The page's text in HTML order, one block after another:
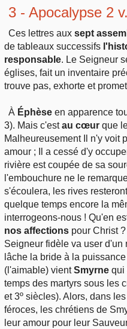
3 - Apocalypse 2
Ces lettres auxsept
de tableaux successifs
responsable. Le Seigneur
églises, fait un inventaire
trouve pas, exhorte et
À Éphèse en apparence
3). Mais c'estau cœur que
Malheureusement Il n'y voit
amour ; Il a cessé d'y
rivière est coupée de sa
l'embouchure ne le
s'écoulera, les rives
quelque temps encore la
interrogeons-nous ! Qu'en
nos affections pour Christ
Seigneur fidèle va user d'un
lâche la bride à la
(l'aimable) vientSmyrne qui
temps des martyrs sous les
et 3º siècles). Alors, dans
féroces, les chrétiens de
leur amour pour leur